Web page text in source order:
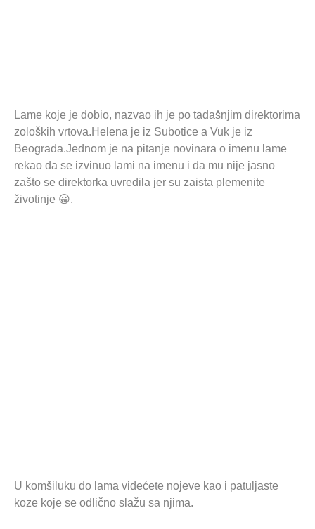
Lame koje je dobio, nazvao ih je po tadašnjim direktorima
zoloških vrtova.Helena je iz Subotice a Vuk je iz
Beograda.Jednom je na pitanje novinara o imenu lame
rekao da se izvinuo lami na imenu i da mu nije jasno
zašto se direktorka uvredila jer su zaista plemenite
životinje 😀.
U komšiluku do lama videćete nojeve kao i patuljaste
koze koje se odlično slažu sa njima.